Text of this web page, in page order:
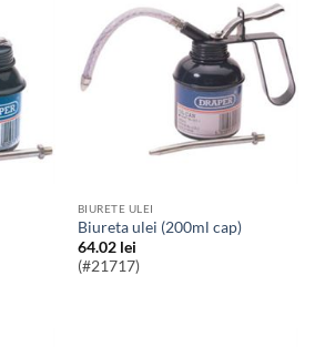
BIURETE ULEI
Biureta ulei (200ml cap)
64.02 lei
(#21717)